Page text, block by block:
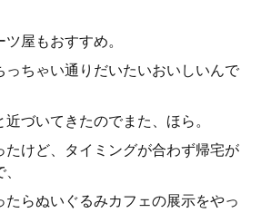
屋もおすすめ。
っちゃい通りだいたいおいしいんで
づいてきたのでまた、ほら。
たけど、タイミングが合わず帰宅が
たらぬいぐるみカフェの展示をやっ